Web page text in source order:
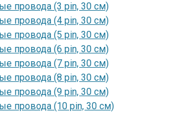
провода (3 pin, 30 см)
провода (4 pin, 30 см)
провода (5 pin, 30 см)
провода (6 pin, 30 см)
провода (7 pin, 30 см)
провода (8 pin, 30 см)
провода (9 pin, 30 см)
провода (10 pin, 30 см)